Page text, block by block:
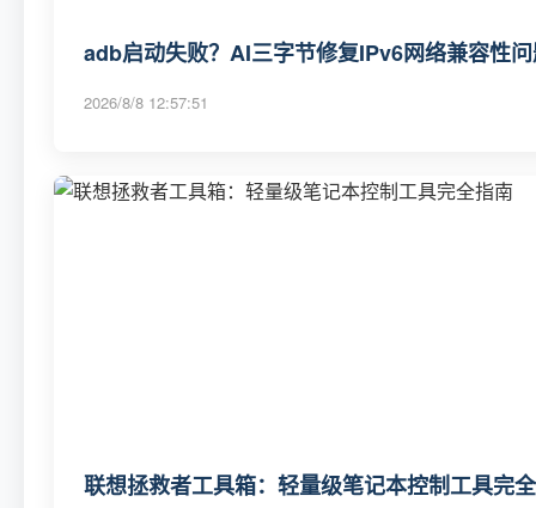
adb启动失败？AI三字节修复IPv6网络兼容性
2026/8/8 12:57:51
联想拯救者工具箱：轻量级笔记本控制工具完